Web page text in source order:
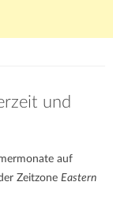
und
auf
Zeitzone Eastern